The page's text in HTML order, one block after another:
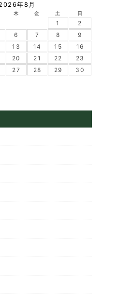
年8月
木 金 土 日
1
2
6 7 8
9
13 14 15
16
20 21 22
23
27 28 29
30